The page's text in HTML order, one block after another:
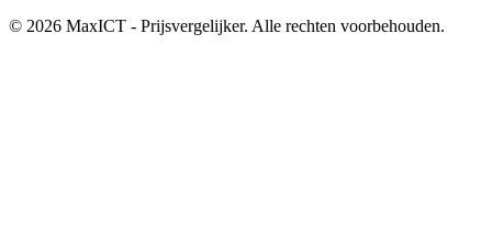
© 2026 MaxICT - Prijsvergelijker. Alle rechten voorbehouden.